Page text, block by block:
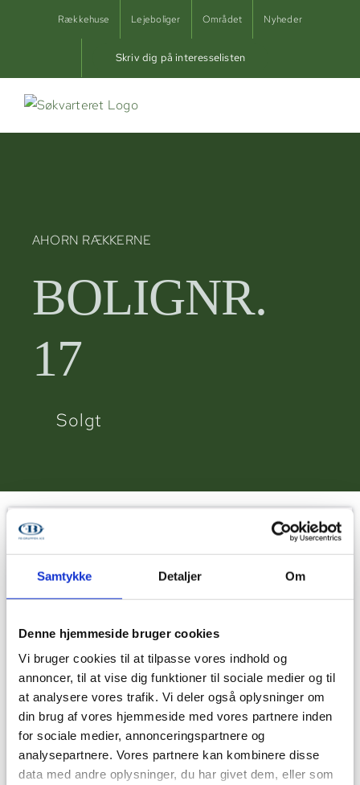
Samtykke Detaljer Om
Denne hjemmeside bruger cookies
Vi bruger cookies til at tilpasse vores indhold og
annoncer, til at vise dig funktioner til sociale medier og til
at analysere vores trafik. Vi deler også oplysninger om
din brug af vores hjemmeside med vores partnere inden
for sociale medier, annonceringspartnere og
analysepartnere. Vores partnere kan kombinere disse
data med andre oplysninger, du har givet dem, eller som
Rækkehuse Lejeboliger Området Nyheder
Skriv dig på interesselisten
AHORN RÆKKERNE
BOLIGNR.
17
Solgt